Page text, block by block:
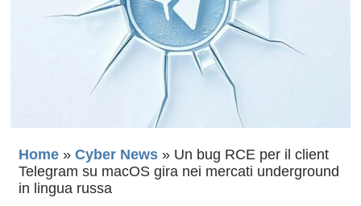
Home » Cyber News » Un bug RCE per il client
Telegram su macOS gira nei mercati underground
in lingua russa